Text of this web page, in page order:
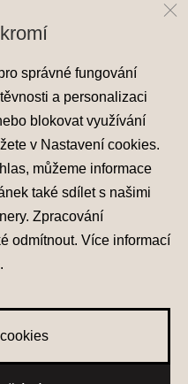
Czech s.r.o.
údajů
správné fungování
a personalizaci
blokovat využívání
v Nastavení cookies.
můžeme informace
také sdílet s našimi
Zpracování
odmítnout. Více informací
.